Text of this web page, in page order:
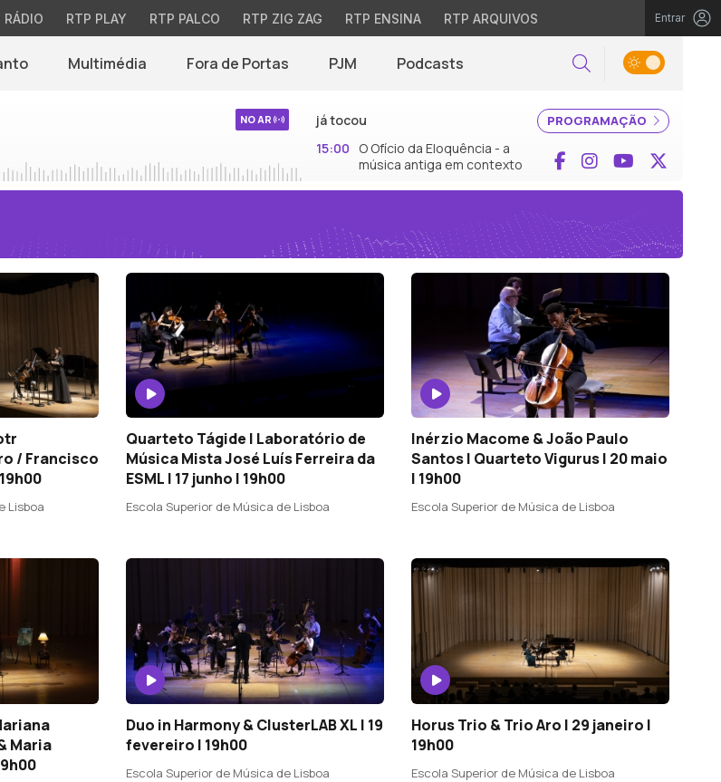
RÁDIO RTP PLAY RTP PALCO RTP ZIG ZAG RTP ENSINA RTP ARQUIVOS Entrar
Multimédia Fora de Portas PJM Podcasts Pesquisar
NO AR PROGRAMAÇÃO
já tocou
15:00
O Ofício da Eloquência - a
música antiga em contexto
Facebook
InstagramYouTube
/ Francisco
Lisboa
Quarteto Tágide | Laboratório de
Música Mista José Luís Ferreira da
ESML | 17 junho | 19h00
Escola Superior de Música de Lisboa
Inérzio Macome & João Paulo
Santos | Quarteto Vigurus | 20 maio
| 19h00
Escola Superior de Música de Lisboa
Maria
Duo in Harmony & ClusterLAB XL | 19
fevereiro | 19h00
Escola Superior de Música de Lisboa
Horus Trio & Trio Aro | 29 janeiro |
19h00
Escola Superior de Música de Lisboa